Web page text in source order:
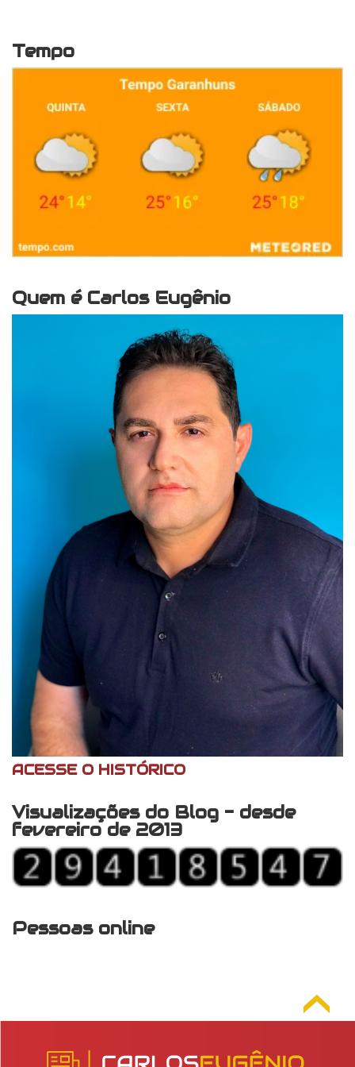
Tempo
Quem é Carlos Eugênio
ACESSE O HISTÓRICO
Visualizações do Blog - desde
fevereiro de 2013
Pessoas online